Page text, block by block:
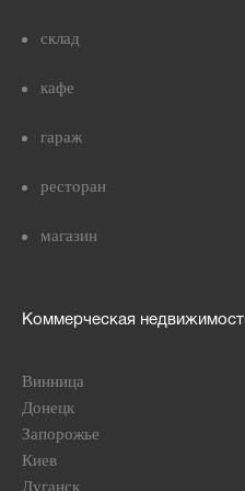
склад
кафе
гараж
ресторан
магазин
Коммерческая
Винница
Донецк
Запорожье
Киев
Луганск